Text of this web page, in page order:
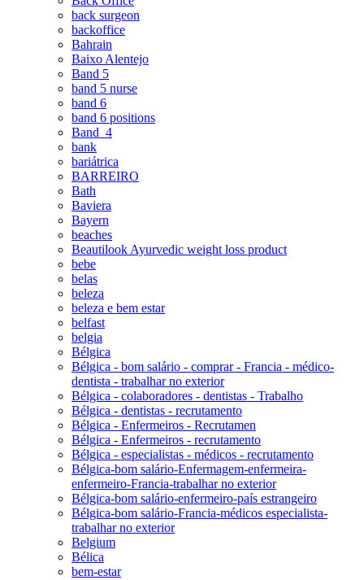
back surgeon
backoffice
Bahrain
Baixo Alentejo
Band 5
band 5 nurse
band 6
band 6 positions
Band_4
bank
bariátrica
BARREIRO
Bath
Baviera
Bayern
beaches
Beautilook Ayurvedic weight loss product
bebe
belas
beleza
beleza e bem estar
belfast
belgia
Bélgica
Bélgica - bom salário - comprar - Francia - médico-
dentista - trabalhar no exterior
Bélgica - colaboradores - dentistas - Trabalho
Bélgica - dentistas - recrutamento
Bélgica - Enfermeiros - Recrutamen
Bélgica - Enfermeiros - recrutamento
Bélgica - especialistas - médicos - recrutamento
Bélgica-bom salário-Enfermagem-enfermeira-
enfermeiro-Francia-trabalhar no exterior
Bélgica-bom salário-enfermeiro-país estrangeiro
Bélgica-bom salário-Francia-médicos especialista-
trabalhar no exterior
Belgium
Bélica
bem-estar